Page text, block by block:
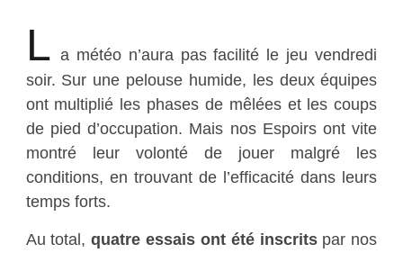
L a météo n’aura pas facilité le jeu vendredi
soir. Sur une pelouse humide, les deux équipes
ont multiplié les phases de mêlées et les coups
de pied d’occupation. Mais nos Espoirs ont vite
montré leur volonté de jouer malgré les
conditions, en trouvant de l’efficacité dans leurs
temps forts.
Au total,quatre essais ont été inscritspar nos